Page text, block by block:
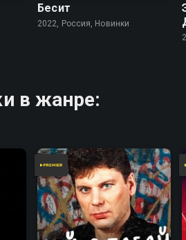
Бесит
2022, Россия, Новинки
в жанре: